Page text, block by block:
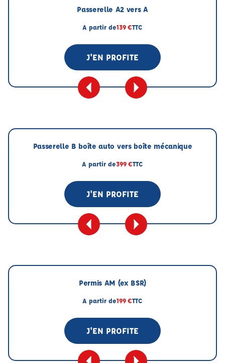
Passerelle A2 vers A
A partir de139 €TTC
J'EN PROFITE
Passerelle B boîte auto vers boîte mécanique
A partir de399 €TTC
J'EN PROFITE
Permis AM (ex BSR)
A partir de199 €TTC
J'EN PROFITE